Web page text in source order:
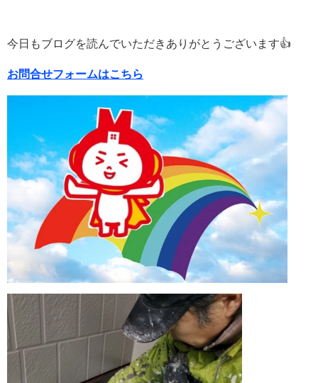
今日もブログを読んでいただきありがとうございます👍
お問合せフォームはこちら